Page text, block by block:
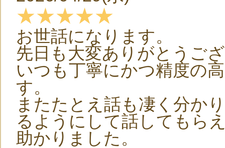
★★★★★
お世話になります。
先日も大変ありがとうご
いつも丁寧にかつ精度の
す。
またたとえ話も凄く分か
るようにして話してもら
助かりました。